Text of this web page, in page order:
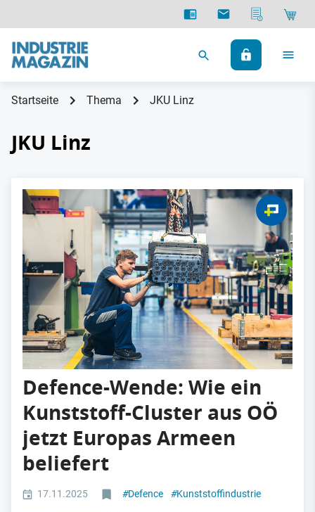
Startseite Thema JKU Linz
JKU Linz
Defence-Wende: Wie ein
Kunststoff-Cluster aus OÖ
jetzt Europas Armeen
beliefert
17.11.2025 #Defence #Kunststoffindustrie